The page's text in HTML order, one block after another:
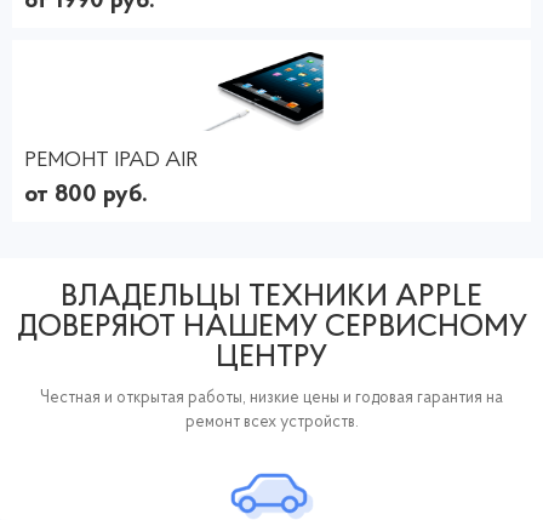
РЕМОНТ IPAD AIR
от 800 руб.
ВЛАДЕЛЬЦЫ ТЕХНИКИ APPLE
ДОВЕРЯЮТ НАШЕМУ СЕРВИСНОМУ
ЦЕНТРУ
Честная и открытая работы, низкие цены и годовая гарантия на
ремонт всех устройств.